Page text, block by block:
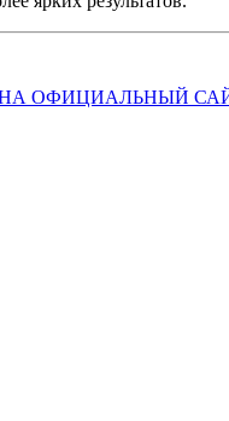
НА ОФИЦИАЛЬНЫЙ